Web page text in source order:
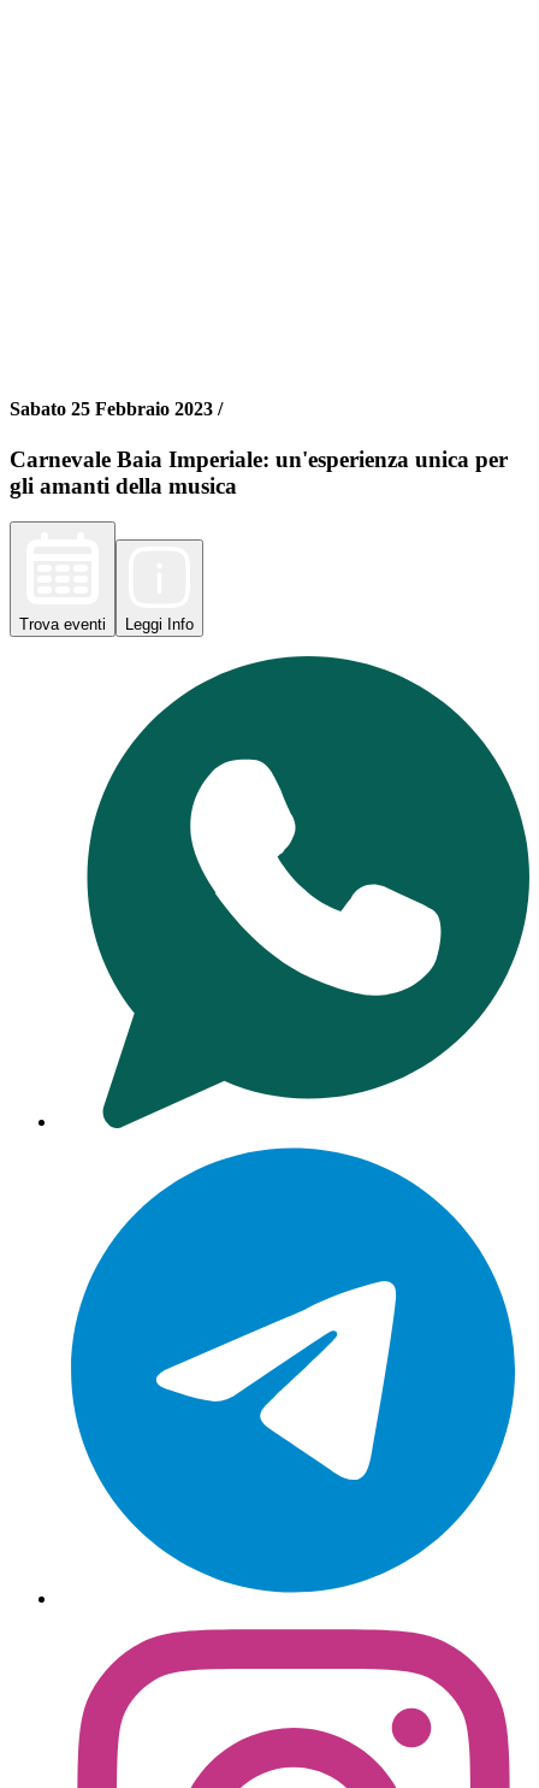
Sabato 25 Febbraio 2023 /
Carnevale Baia Imperiale: un'esperienza unica per
gli amanti della musica
Trova eventi Leggi Info